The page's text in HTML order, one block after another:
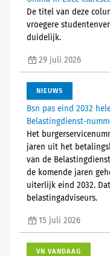
De titel van deze
vroegere
duidelijk.
29 juli 2026
NIEUWS
Bsn pas eind 2032
Belastingdienst-
Het
jaren uit het
van de
de komende jaren
uiterlijk eind 2032.
belastingadviseurs.
15 juli 2026
VN VANDAAG